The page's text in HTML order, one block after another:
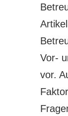
Vor-
vor.